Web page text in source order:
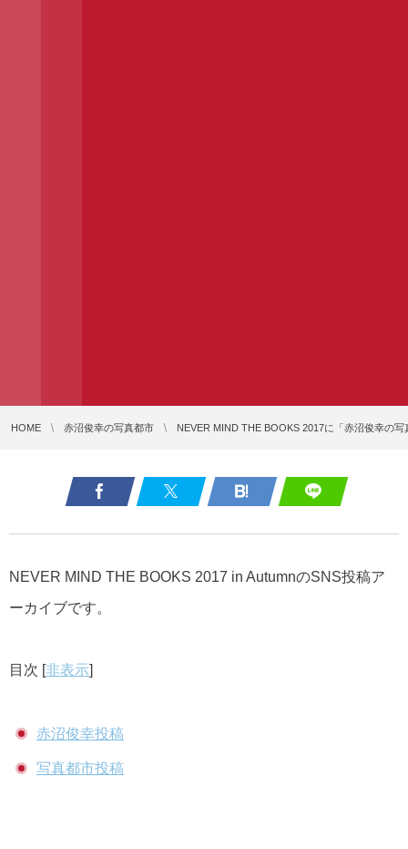
HOME 赤沼俊幸の写真都市 NEVER MIND THE BOOKS 2017に「赤沼俊幸の
NEVER MIND THE BOOKS 2017 in AutumnのSNS投稿ア
ーカイブです。
目次 [非表示]
赤沼俊幸投稿
写真都市投稿